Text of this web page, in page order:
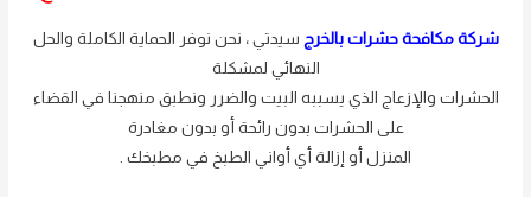
شركة مكافحة حشرات بالخرج سيدتي ، نحن نوفر الحماية الكاملة والحل
النهائي لمشكلة
الحشرات والإزعاج الذي يسببه البيت والضرر ونطبق منهجنا في القضاء
على الحشرات بدون رائحة أو بدون مغادرة
المنزل أو إزالة أي أواني الطبخ في مطبخك .